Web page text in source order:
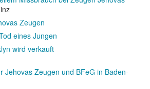
Zeugen
eines Jungen
wird verkauft
Jehovas Zeugen und BFeG in Baden-